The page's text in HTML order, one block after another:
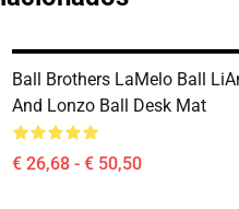
Ball Brothers LaMelo Ball
And Lonzo Ball Desk Mat
€ 26,68 - € 50,50